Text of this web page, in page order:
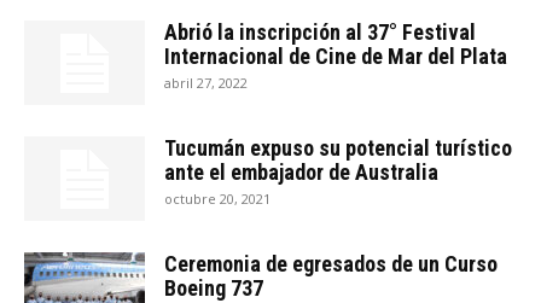
Abrió la inscripción al 37° Festival
Internacional de Cine de Mar del Plata
abril 27, 2022
Tucumán expuso su potencial turístico
ante el embajador de Australia
octubre 20, 2021
Ceremonia de egresados de un Curso
Boeing 737